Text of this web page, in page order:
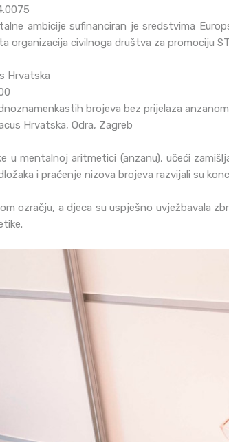
ambicije sufinanciran je sredstvima
organizacija civilnoga društva za promociju
Hrvatska
brojeva bez prijelaza
Hrvatska, Odra, Zagreb
u mentalnoj aritmetici (anzanu), učeći
i praćenje nizova brojeva razvijali su
ozračju, a djeca su uspješno uvježbavala